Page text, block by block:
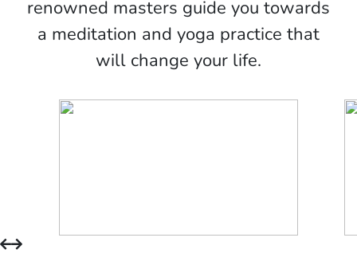
renowned masters guide you towards
a meditation and yoga practice that
will change your life.